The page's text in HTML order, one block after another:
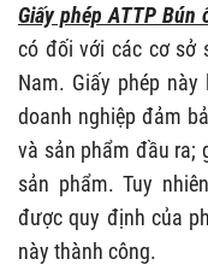
Giấy phép ATTP Bún
có đối với các cơ sở
Nam. Giấy phép
doanh nghiệp đảm
và sản phẩm đầu ra;
sản phẩm. Tuy
được quy định của
này thành công.